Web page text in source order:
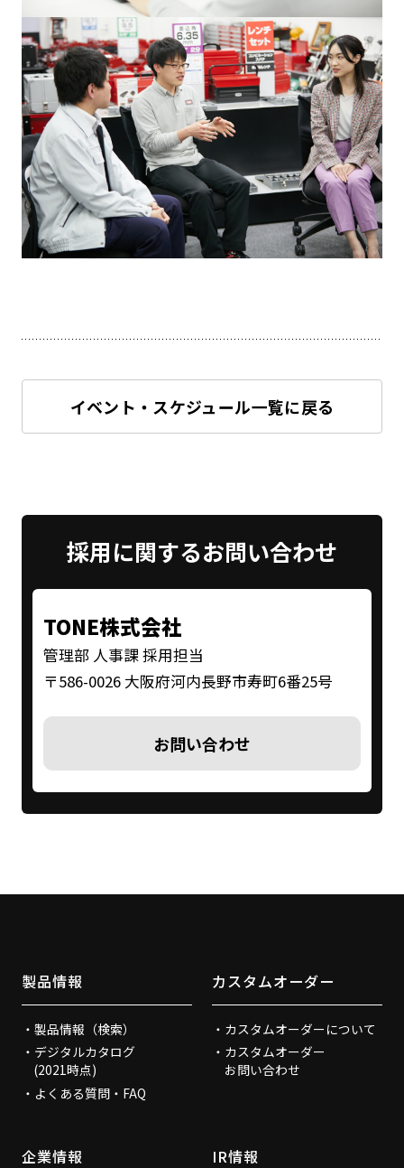
イベント・スケジュール一覧に戻る
採用に関するお問い合わせ
TONE株式会社
管理部 人事課 採用担当
〒586-0026 大阪府河内長野市寿町6番25号
お問い合わせ
製品情報
製品情報（検索）
デジタルカタログ
(2021時点)
よくある質問・FAQ
カスタムオーダー
カスタムオーダーについて
カスタムオーダー
お問い合わせ
企業情報 IR情報